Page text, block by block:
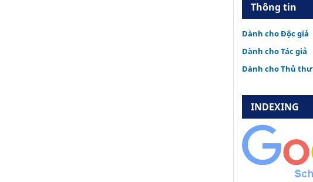
Thông tin
Dành cho Độc giả
Dành cho Tác giả
Dành cho Thủ thư
INDEXING